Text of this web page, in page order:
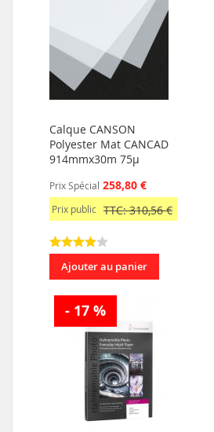
Calque CANSON
Polyester Mat CANCAD
914mmx30m 75µ
Prix Spécial 258,80 €
Prix public TTC: 310,56 €
Ajouter au panier
- 17 %